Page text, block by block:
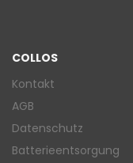
COLLOS
Kontakt
AGB
Datenschutz
Batterieentsorgung